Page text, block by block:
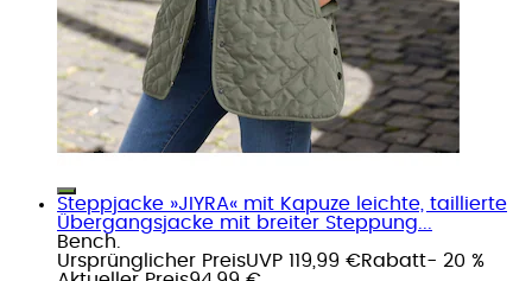
Steppjacke »JIYRA« mit Kapuze leichte, taillierte
Übergangsjacke mit breiter Steppung...
Bench.
Ursprünglicher PreisUVP 119,99 €Rabatt- 20 %